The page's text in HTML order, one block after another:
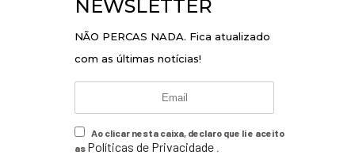
NEWSLETTER
NÃO PERCAS NADA. Fica atualizado
com as últimas notícias!
Ao clicar nesta caixa, declaro que li e aceito
as Políticas de Privacidade